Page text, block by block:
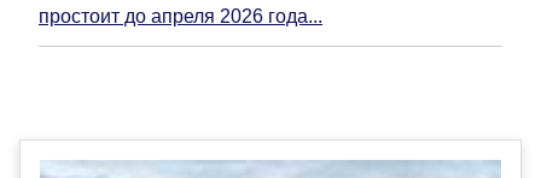
простоит до апреля 2026 года...